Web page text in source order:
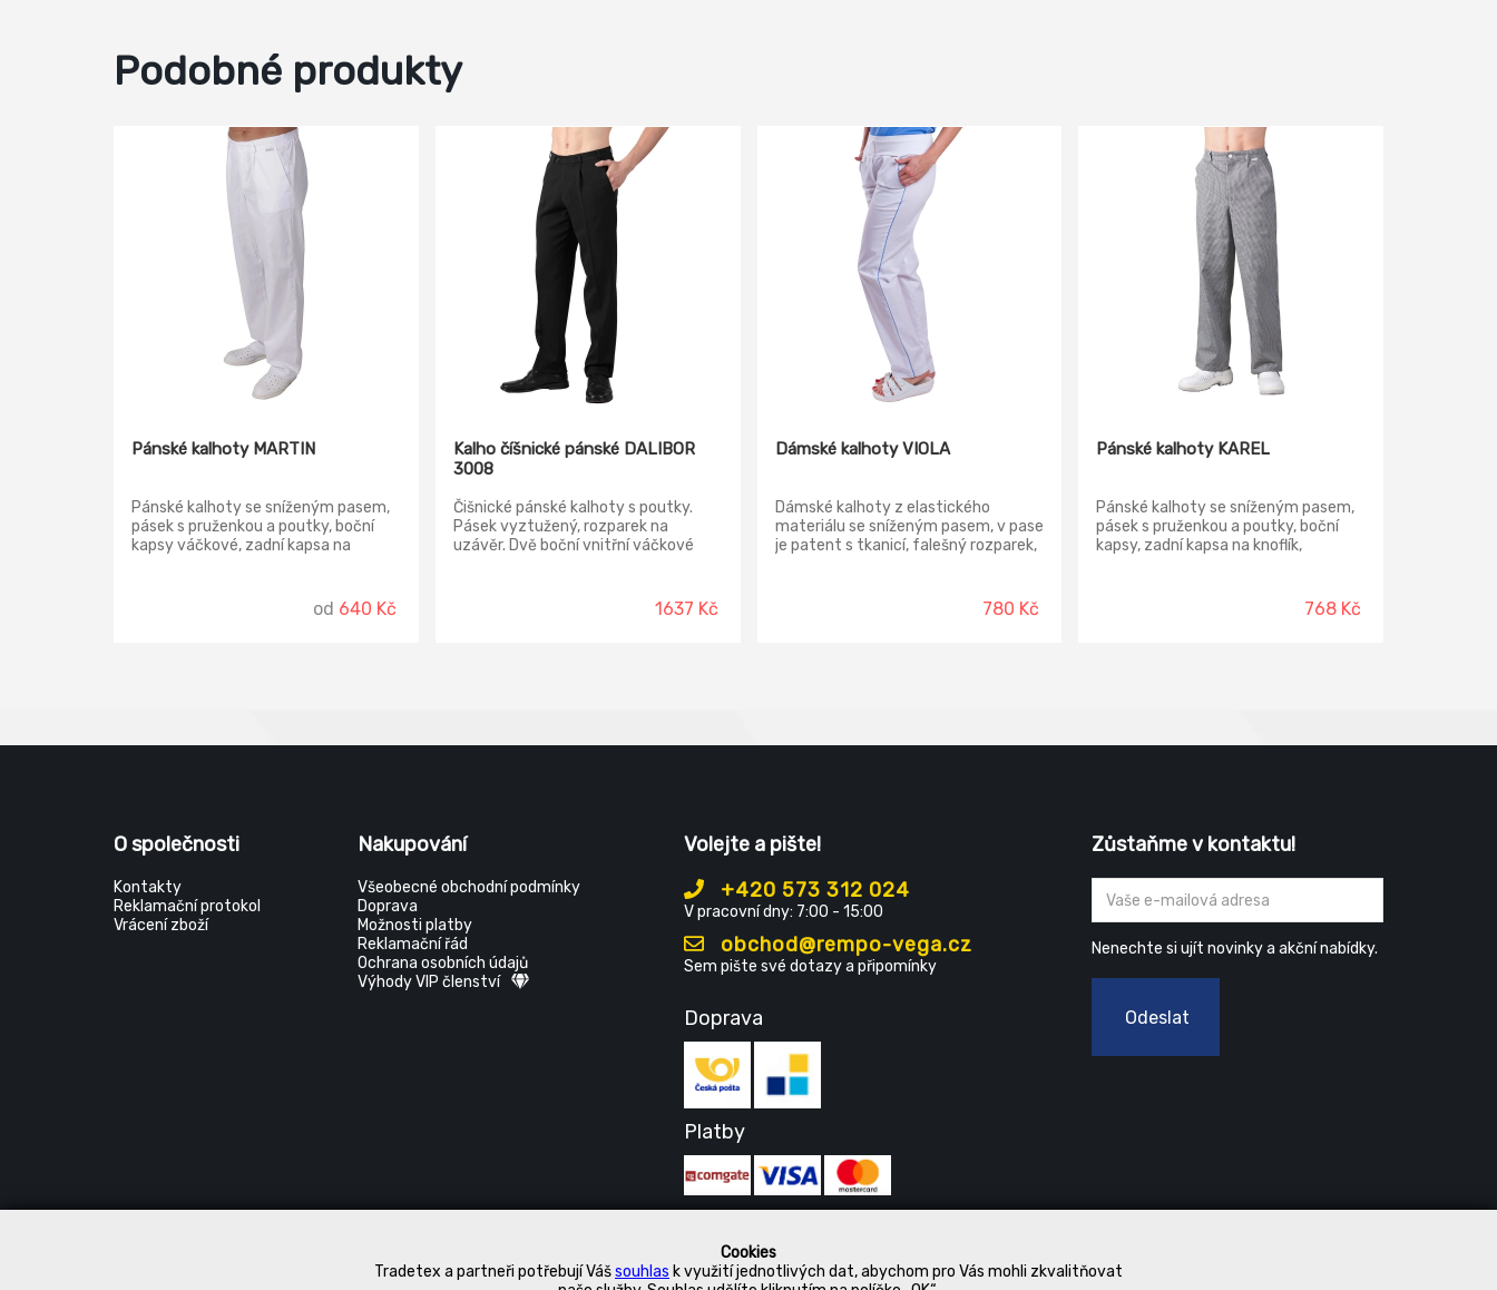
Cookies
Tradetex a partneři potřebují Vášsouhlas k využití jednotlivých dat, abychom pro Vás mohli zkvalitňovat
Podobné produkty
Pánské kalhoty MARTIN
Pánské kalhoty se sníženým pasem,
pásek s pruženkou a poutky, boční
kapsy váčkové, zadní kapsa na
od 640 Kč
Kalho číšnické pánské DALIBOR
3008
Čišnické pánské kalhoty s poutky.
Pásek vyztužený, rozparek na
uzávěr. Dvě boční vnitřní váčkové
jištěná zápinkou s knoflíkem. Délka
1637 Kč
Dámské kalhoty VIOLA
Dámské kalhoty z elastického
materiálu se sníženým pasem, v pase
je patent s tkanicí, falešný rozparek,
780 Kč
Pánské kalhoty KAREL
Pánské kalhoty se sníženým pasem,
pásek s pruženkou a poutky, boční
kapsy, zadní kapsa na knoflík,
768 Kč
O společnosti
Kontakty
Reklamační protokol
Vrácení zboží
Nakupování
Všeobecné obchodní podmínky
Doprava
Možnosti platby
Reklamační řád
Ochrana osobních údajů
Výhody VIP členství
Volejte a pište!
+420 573 312 024
V pracovní dny: 7:00 - 15:00
obchod@rempo-vega.cz
Sem pište své dotazy a připomínky
Doprava
Platby
Zůstaňme v kontaktu!
Nenechte si ujít novinky a akční nabídky.
Odeslat